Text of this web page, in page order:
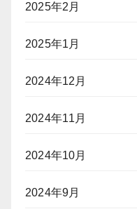
2025年2月
2025年1月
2024年12月
2024年11月
2024年10月
2024年9月